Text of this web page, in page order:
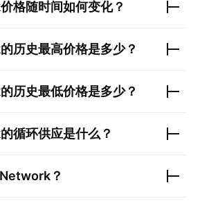
价格随时间如何变化？
的历史最高价格是多少？
的历史最低价格是多少？
的循环供应是什么？
？